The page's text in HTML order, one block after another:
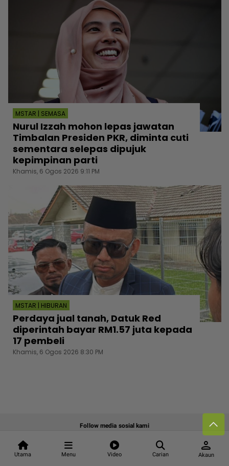
Utama Menu Video Carian
person
Akaun
MSTAR | SEMASA
Nurul Izzah mohon lepas jawatan
Timbalan Presiden PKR, diminta cuti
sementara selepas dipujuk
kepimpinan parti
Khamis, 6 Ogos 2026 9:11 PM
MSTAR | HIBURAN
Perdaya jual tanah, Datuk Red
diperintah bayar RM1.57 juta kepada
17 pembeli
Khamis, 6 Ogos 2026 8:30 PM
Follow media sosial kami